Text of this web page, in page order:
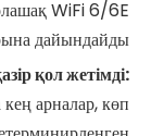
WiFi 6/6E
дайындайды.
қол жетімді:
кең арналар, көп